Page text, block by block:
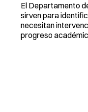
El Departamento
sirven para
necesitan
progreso